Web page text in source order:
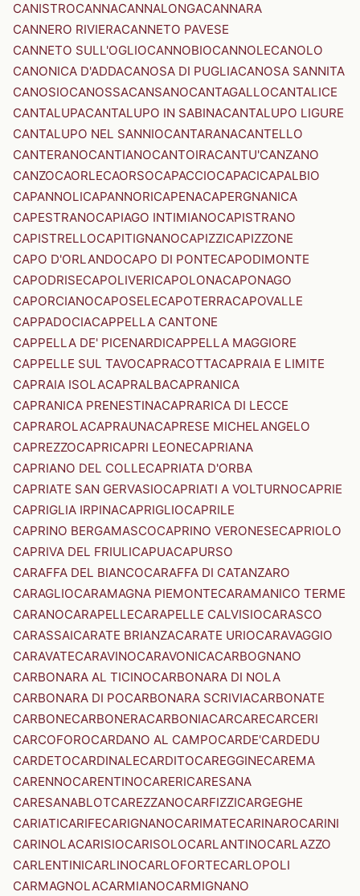
CANISTROCANNACANNALONGACANNARA
CANNERO RIVIERACANNETO PAVESE
CANNETO SULL'OGLIOCANNOBIOCANNOLECANOLO
CANONICA D'ADDACANOSA DI PUGLIACANOSA SANNITA
CANOSIOCANOSSACANSANOCANTAGALLOCANTALICE
CANTALUPACANTALUPO IN SABINACANTALUPO LIGURE
CANTALUPO NEL SANNIOCANTARANACANTELLO
CANTERANOCANTIANOCANTOIRACANTU'CANZANO
CANZOCAORLECAORSOCAPACCIOCAPACICAPALBIO
CAPANNOLICAPANNORICAPENACAPERGNANICA
CAPESTRANOCAPIAGO INTIMIANOCAPISTRANO
CAPISTRELLOCAPITIGNANOCAPIZZICAPIZZONE
CAPO D'ORLANDOCAPO DI PONTECAPODIMONTE
CAPODRISECAPOLIVERICAPOLONACAPONAGO
CAPORCIANOCAPOSELECAPOTERRACAPOVALLE
CAPPADOCIACAPPELLA CANTONE
CAPPELLA DE' PICENARDICAPPELLA MAGGIORE
CAPPELLE SUL TAVOCAPRACOTTACAPRAIA E LIMITE
CAPRAIA ISOLACAPRALBACAPRANICA
CAPRANICA PRENESTINACAPRARICA DI LECCE
CAPRAROLACAPRAUNACAPRESE MICHELANGELO
CAPREZZOCAPRICAPRI LEONECAPRIANA
CAPRIANO DEL COLLECAPRIATA D'ORBA
CAPRIATE SAN GERVASIOCAPRIATI A VOLTURNOCAPRIE
CAPRIGLIA IRPINACAPRIGLIOCAPRILE
CAPRINO BERGAMASCOCAPRINO VERONESECAPRIOLO
CAPRIVA DEL FRIULICAPUACAPURSO
CARAFFA DEL BIANCOCARAFFA DI CATANZARO
CARAGLIOCARAMAGNA PIEMONTECARAMANICO TERME
CARANOCARAPELLECARAPELLE CALVISIOCARASCO
CARASSAICARATE BRIANZACARATE URIOCARAVAGGIO
CARAVATECARAVINOCARAVONICACARBOGNANO
CARBONARA AL TICINOCARBONARA DI NOLA
CARBONARA DI POCARBONARA SCRIVIACARBONATE
CARBONECARBONERACARBONIACARCARECARCERI
CARCOFOROCARDANO AL CAMPOCARDE'CARDEDU
CARDETOCARDINALECARDITOCAREGGINECAREMA
CARENNOCARENTINOCARERICARESANA
CARESANABLOTCAREZZANOCARFIZZICARGEGHE
CARIATICARIFECARIGNANOCARIMATECARINAROCARINI
CARINOLACARISIOCARISOLOCARLANTINOCARLAZZO
CARLENTINICARLINOCARLOFORTECARLOPOLI
CARMAGNOLACARMIANOCARMIGNANO